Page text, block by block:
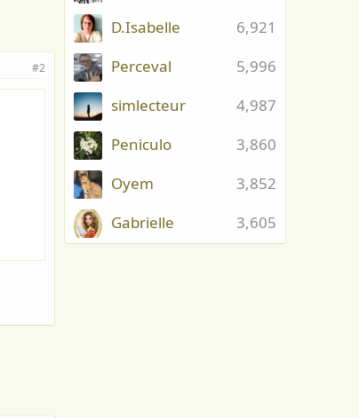
#2
6,921
D.Isabelle
5,996
Perceval
4,987
simlecteur
3,860
Peniculo
3,852
Oyem
3,605
Gabrielle